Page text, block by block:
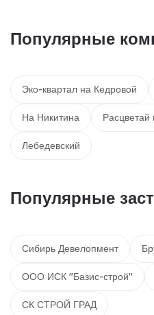
Популярные
Эко-квартал на Кедровой
На Никитина Расцветай
Лебедевский
Популярные
Сибирь Девелопмент
ООО ИСК "Базис-строй"
СК СТРОЙ ГРАД